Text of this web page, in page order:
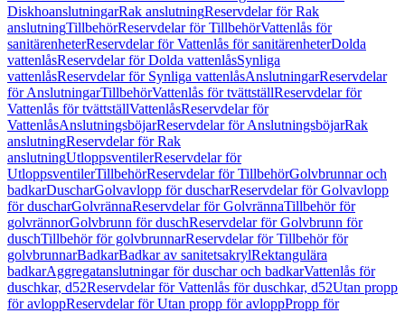
DiskhoanslutningarRak anslutningReservdelar för Rak
anslutningTillbehörReservdelar för TillbehörVattenlås för
sanitärenheterReservdelar för Vattenlås för sanitärenheterDolda
vattenlåsReservdelar för Dolda vattenlåsSynliga
vattenlåsReservdelar för Synliga vattenlåsAnslutningarReservdelar
för AnslutningarTillbehörVattenlås för tvättställReservdelar för
Vattenlås för tvättställVattenlåsReservdelar för
VattenlåsAnslutningsböjarReservdelar för AnslutningsböjarRak
anslutningReservdelar för Rak
anslutningUtloppsventilerReservdelar för
UtloppsventilerTillbehörReservdelar för TillbehörGolvbrunnar och
badkarDuscharGolvavlopp för duscharReservdelar för Golvavlopp
för duscharGolvrännaReservdelar för GolvrännaTillbehör för
golvrännorGolvbrunn för duschReservdelar för Golvbrunn för
duschTillbehör för golvbrunnarReservdelar för Tillbehör för
golvbrunnarBadkarBadkar av sanitetsakrylRektangulära
badkarAggregatanslutningar för duschar och badkarVattenlås för
duschkar, d52Reservdelar för Vattenlås för duschkar, d52Utan propp
för avloppReservdelar för Utan propp för avloppPropp för